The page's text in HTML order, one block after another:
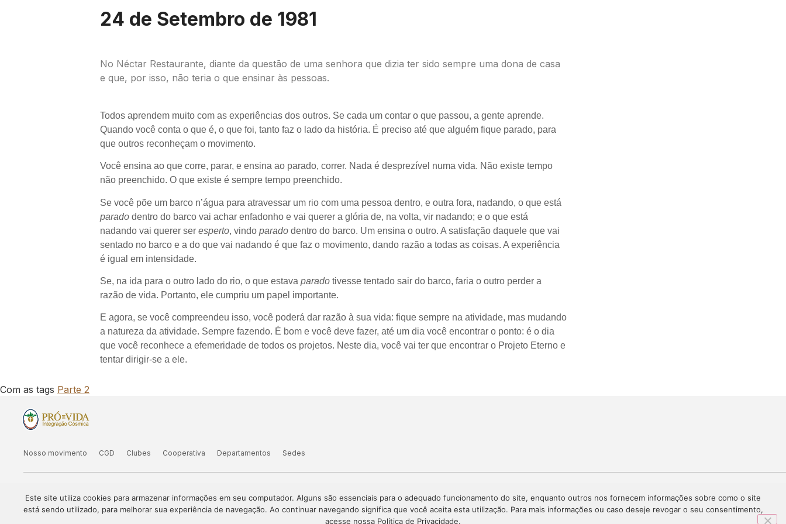
24 de Setembro de 1981
No Néctar Restaurante, diante da questão de uma senhora que dizia ter sido sempre uma dona de casa
e que, por isso, não teria o que ensinar às pessoas.
Todos aprendem muito com as experiências dos outros. Se cada um contar o que passou, a gente aprende.
Quando você conta o que é, o que foi, tanto faz o lado da história. É preciso até que alguém fique parado, para
que outros reconheçam o movimento.
Você ensina ao que corre, parar, e ensina ao parado, correr. Nada é desprezível numa vida. Não existe tempo
não preenchido. O que existe é sempre tempo preenchido.
Se você põe um barco n’água para atravessar um rio com uma pessoa dentro, e outra fora, nadando, o que está
parado dentro do barco vai achar enfadonho e vai querer a glória de, na volta, vir nadando; e o que está
nadando vai querer ser esperto, vindo parado dentro do barco. Um ensina o outro. A satisfação daquele que vai
sentado no barco e a do que vai nadando é que faz o movimento, dando razão a todas as coisas. A experiência
é igual em intensidade.
Se, na ida para o outro lado do rio, o que estava parado tivesse tentado sair do barco, faria o outro perder a
razão de vida. Portanto, ele cumpriu um papel importante.
E agora, se você compreendeu isso, você poderá dar razão à sua vida: fique sempre na atividade, mas mudando
a natureza da atividade. Sempre fazendo. É bom e você deve fazer, até um dia você encontrar o ponto: é o dia
que você reconhece a efemeridade de todos os projetos. Neste dia, você vai ter que encontrar o Projeto Eterno e
tentar dirigir-se a ele.
Com as tags Parte 2
Nosso movimento CGD Clubes Cooperativa Departamentos Sedes
Agenda Atividades On-line Consultas Níveis Avançados
Este site utiliza cookies para armazenar informações em seu computador. Alguns são essenciais para o adequado funcionamento do site, enquanto outros nos fornecem informações sobre como o site
está sendo utilizado, para melhorar sua experiência de navegação. Ao continuar navegando significa que você aceita esta utilização. Para mais informações ou caso deseje revogar o seu consentimento,
acesse nossa Política de Privacidade.